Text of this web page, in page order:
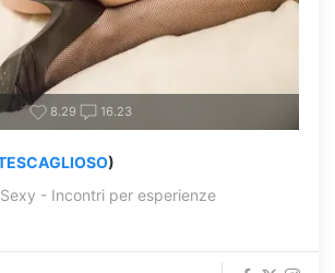
8.29 16.23
)
- Incontri per esperienze